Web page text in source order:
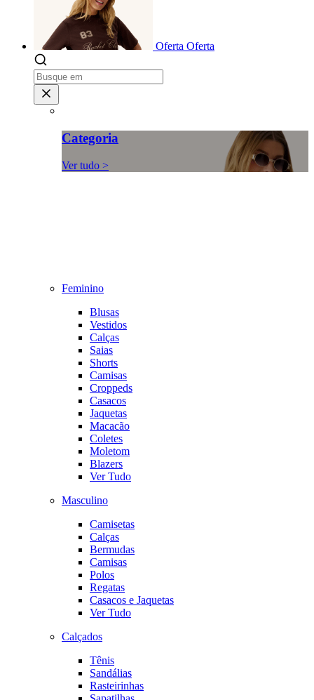
Oferta Oferta
Categoria
Ver tudo >
Feminino
Blusas
Vestidos
Calças
Saias
Shorts
Camisas
Croppeds
Casacos
Jaquetas
Macacão
Coletes
Moletom
Blazers
Ver Tudo
Masculino
Camisetas
Calças
Bermudas
Camisas
Polos
Regatas
Casacos e Jaquetas
Ver Tudo
Calçados
Tênis
Sandálias
Rasteirinhas